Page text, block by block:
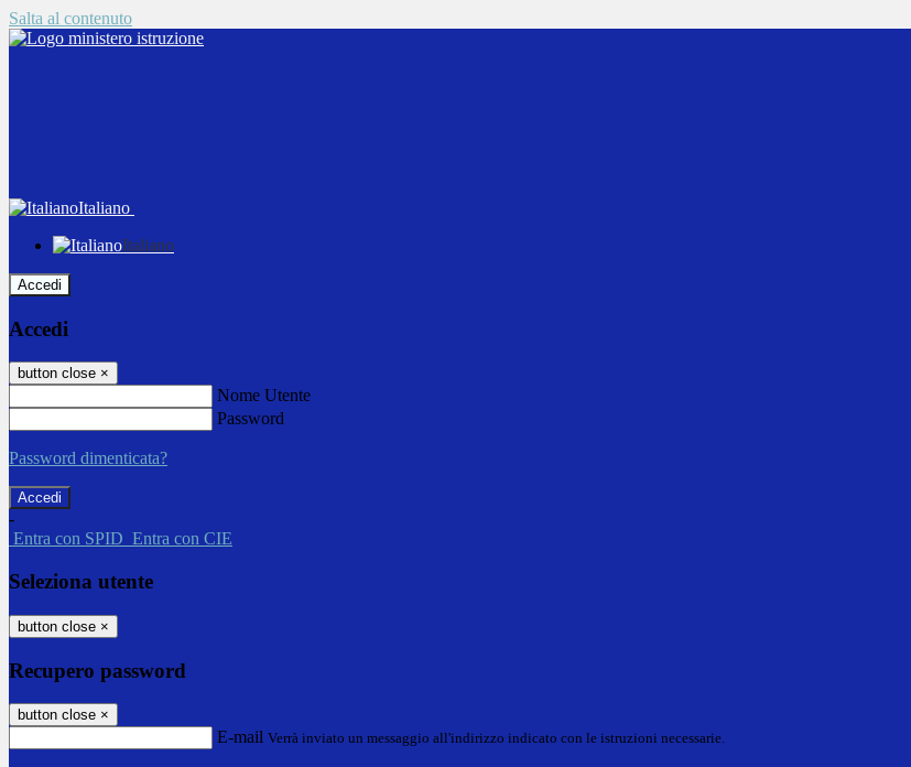
Salta al contenuto
Italiano
Italiano
Accedi
Accedi
button close ×
Nome Utente
Password
Password dimenticata?
-
Entra con SPID Entra con CIE
Seleziona utente
button close ×
Recupero password
button close ×
E-mail Verrà inviato un messaggio all'indirizzo indicato con le istruzioni necessarie.